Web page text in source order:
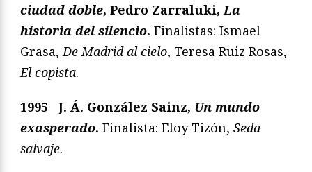
ciudad doble, Pedro Zarraluki, La
historia del silencio. Finalistas: Ismael
Grasa, De Madrid al cielo, Teresa Ruiz Rosas,
El copista.
1995 J. Á. González Sainz, Un mundo
exasperado. Finalista: Eloy Tizón, Seda
salvaje.